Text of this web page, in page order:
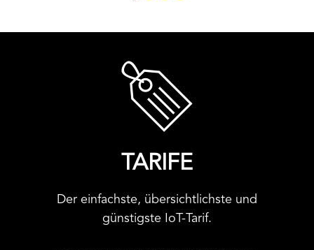
TARIFE
Der einfachste, übersichtlichste und
günstigste IoT-Tarif.